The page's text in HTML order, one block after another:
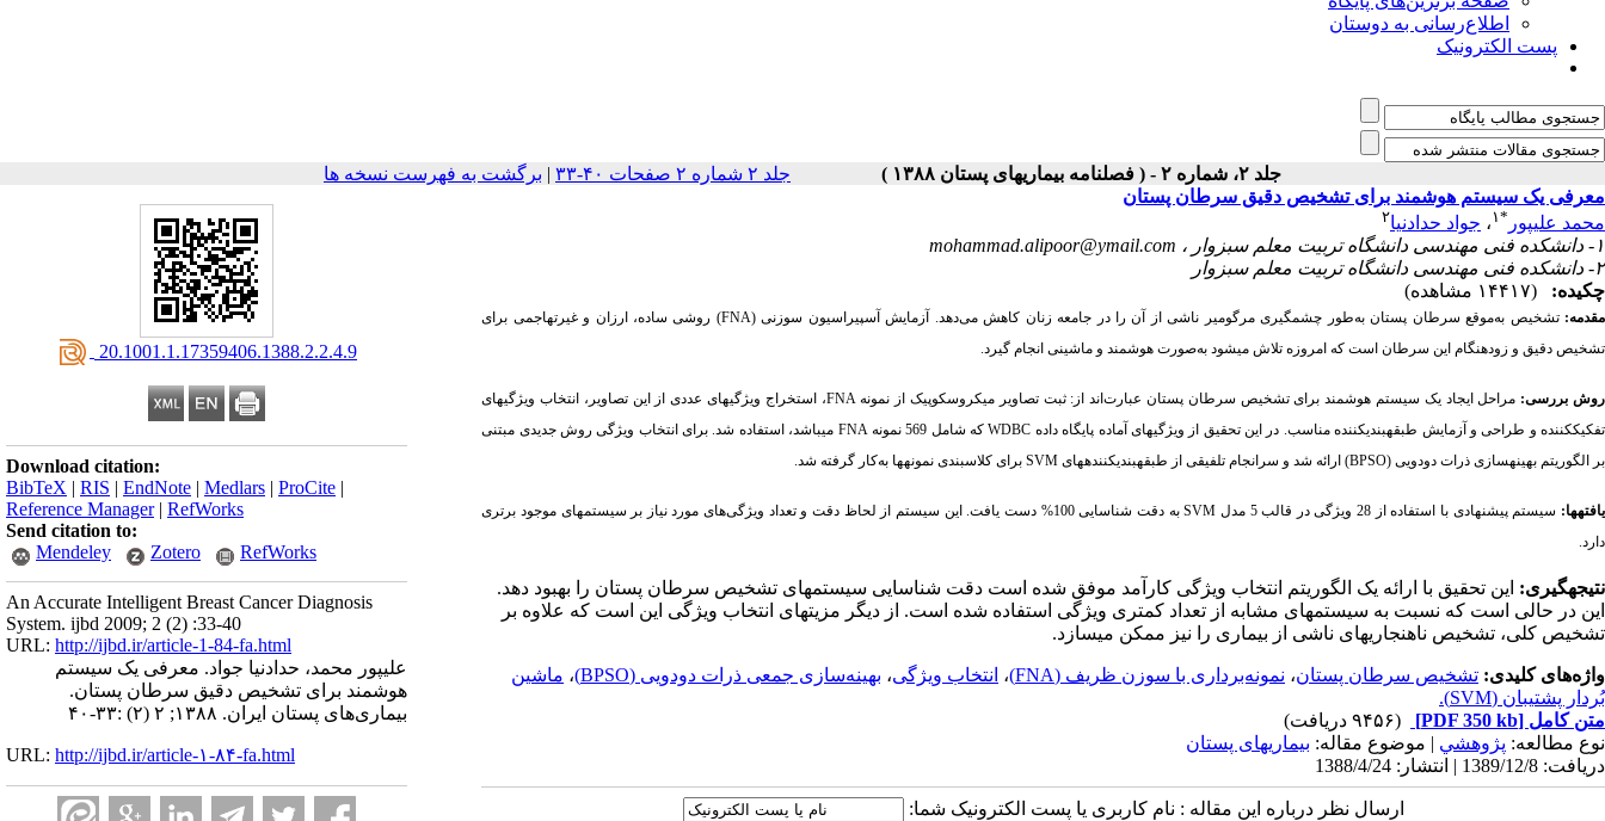
اطلاع‌رسانی به دوستان
پست الکترونیک
جلد ۲، شماره ۲ - ( فصلنامه بیماریهای پستان ۱۳۸۸ ) جلد ۲ شماره ۲ صفحات ۴۰-۳۳ | برگشت به فهرست نسخه ها
‎ 20.1001.1.17359406.1388.2.2.4.9
Download citation:
BibTeX | RIS | EndNote | Medlars | ProCite |
Reference Manager| RefWorks
Send citation to:
Mendeley
Zotero RefWorks
An Accurate Intelligent Breast Cancer Diagnosis
System. ijbd 2009; 2 (2) :33-40
URL: http://ijbd.ir/article-1-84-fa.html
علیپور محمد، حدادنیا جواد. معرفی یک سیستم
هوشمند برای تشخیص دقیق سرطان پستان.
بیماری‌های پستان ایران. ۱۳۸۸; ۲ (۲) :۳۳-۴۰
URL: http://ijbd.ir/article-۱-۸۴-fa.html
معرفی یک سیستم هوشمند برای تشخیص دقیق سرطان پستان
محمد علیپور *۱ ، جواد حدادنیا۲
۱- دانشکده فنی مهندسی دانشگاه تربیت معلم سبزوار ،
mohammad.alipoor@ymail.com
۲- دانشکده فنی مهندسی دانشگاه تربیت معلم سبزوار
چکیده:
(۱۴۴۱۷ مشاهده)
مقدمه: تشخیص به‌موقع سرطان پستان به‌طور چشمگیری مرگ­ومیر ناشی از آن را در جامعه زنان کاهش می‌دهد. آزمایش آسپیراسیون سوزنی(FNA) روشی ساده، ارزان و غیرتهاجمی برای
تشخیص دقیق و زودهنگام این سرطان است که امروزه تلاش می­شود به‌صورت هوشمند و ماشینی انجام گیرد.
روش بررسی­: مراحل ایجاد یک سیستم هوشمند برای تشخیص سرطان پستان عبارت‌اند از: ثبت تصاویر میکروسکوپیک از نمونهFNA، استخراج ویژگی­های عددی از این تصاویر، انتخاب ویژگی­های
تفکیک­کننده و طراحی و آزمایش طبقه­بندی­کننده مناسب. در این تحقیق از ویژگی­های آماده پایگاه داده WDBC که شامل 569 نمونه FNA می­باشد، استفاده شد. برای انتخاب ویژگی روش جدیدی مبتنی
بر الگوریتم بهینه­سازی ذرات دودویی (BPSO) ارائه شد و سرانجام تلفیقی از طبقه­بندی­کننده­های SVM برای کلاس­بندی نمونه­ها به‌کار گرفته شد.
یافته­ها: سیستم پیشنهادی با استفاده از 28 ویژگی در قالب 5 مدل SVM
به دقت شناسایی 100% دست یافت. این سیستم از لحاظ دقت و تعداد ویژگی‌های مورد نیاز بر سیستم­های موجود برتری
دارد.
نتیجه­گیری: این تحقیق با ارائه یک الگوریتم انتخاب ویژگی کارآمد موفق شده است دقت شناسایی سیستم­های تشخیص سرطان پستان را بهبود دهد.
این در حالی است که نسبت به سیستم­های مشابه از تعداد کمتری ویژگی استفاده شده است. از دیگر مزیت­های انتخاب ویژگی این است که علاوه بر
تشخیص کلی، تشخیص ناهنجاری­های ناشی از بیماری را نیز ممکن می­سازد.
واژه‌های کلیدی: تشخیص سرطان پستان، نمونه‌برداری با سوزن ظریف (FNA) ، انتخاب ویژگی، بهینه‌سازی جمعی ذرات دودویی (BPSO) ، ماشین
بُردار پشتیبان (SVM).
متن کامل [PDF 350 kb]
(۹۴۵۶ دریافت)
نوع مطالعه: پژوهشي | موضوع مقاله: بیماریهای پستان
دریافت: 1389/12/8 | انتشار: 1388/4/24
ارسال نظر درباره این مقاله : نام کاربری یا پست الکترونیک شما: